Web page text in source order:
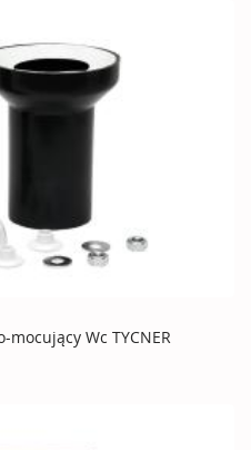
mocujący Wc TYCNER